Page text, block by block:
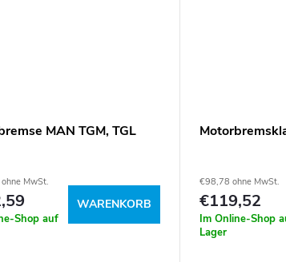
MAN TGM, TGL
MwSt.
Shop auf
WARENKORB
€98,78 ohne MwSt.
€119,52
Im Online-Shop
Lager